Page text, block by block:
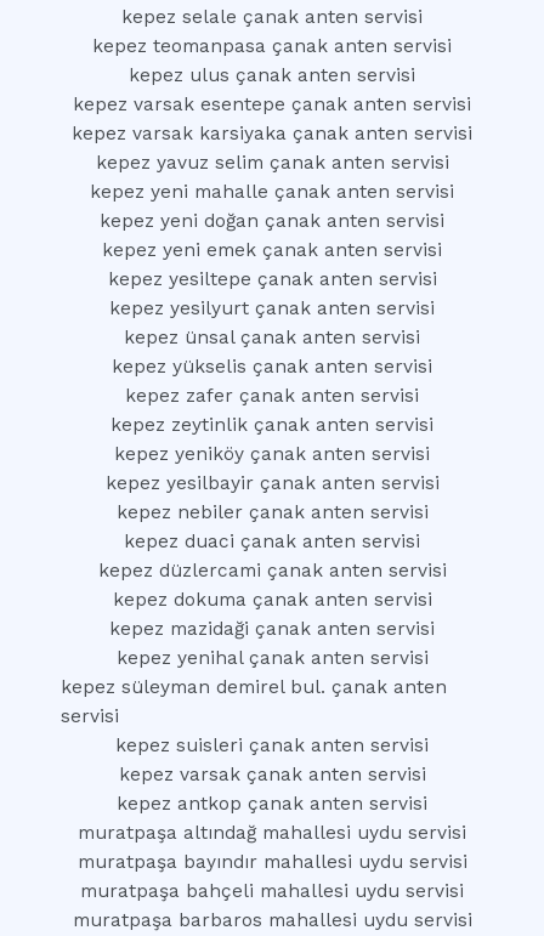
kepez selale çanak anten servisi
kepez teomanpasa çanak anten servisi
kepez ulus çanak anten servisi
kepez varsak esentepe çanak anten servisi
kepez varsak karsiyaka çanak anten servisi
kepez yavuz selim çanak anten servisi
kepez yeni mahalle çanak anten servisi
kepez yeni doğan çanak anten servisi
kepez yeni emek çanak anten servisi
kepez yesiltepe çanak anten servisi
kepez yesilyurt çanak anten servisi
kepez ünsal çanak anten servisi
kepez yükselis çanak anten servisi
kepez zafer çanak anten servisi
kepez zeytinlik çanak anten servisi
kepez yeniköy çanak anten servisi
kepez yesilbayir çanak anten servisi
kepez nebiler çanak anten servisi
kepez duaci çanak anten servisi
kepez düzlercami çanak anten servisi
kepez dokuma çanak anten servisi
kepez mazidaği çanak anten servisi
kepez yenihal çanak anten servisi
kepez süleyman demirel bul. çanak anten
servisi
kepez suisleri çanak anten servisi
kepez varsak çanak anten servisi
kepez antkop çanak anten servisi
muratpaşa altındağ mahallesi uydu servisi
muratpaşa bayındır mahallesi uydu servisi
muratpaşa bahçeli mahallesi uydu servisi
muratpaşa barbaros mahallesi uydu servisi